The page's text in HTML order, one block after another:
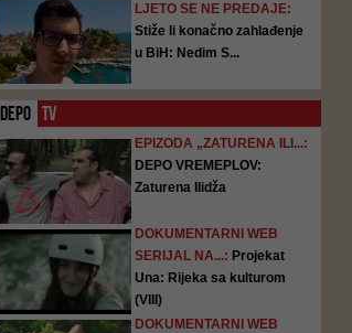
LJETO SE NE PREDAJE:
Stiže li konačno zahlađenje
u BiH: Nedim S...
DEPO TV
EPIZODA „ZATURENA ILI...:
DEPO VREMEPLOV:
Zaturena Ilidža
DOKUMENTARNI WEB
SERIJAL NA...: Projekat
Una: Rijeka sa kulturom
(VIII)
DOKUMENTARNI WEB